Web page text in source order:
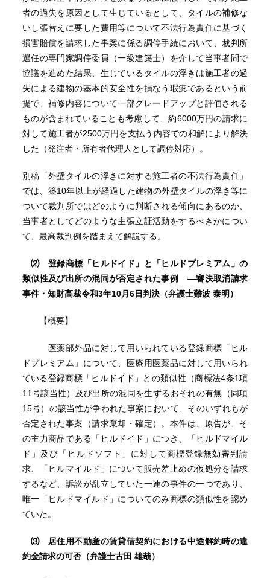
者の過失を原因として生じているとして、タイルの補修な
いし張替えに要した費用等について不法行為責任に基づく
損害賠償を請求した事案に係る調停手続において、裁判所
選任の専門家調停委員（一級建築士）を介して当事者間で
協議を進めた結果、生じているタイルの浮きは施工者の過
失による建物の基本的安全性を損なう瑕疵であるという前
提で、補修内容について一部グレードアップと評価される
ものが含まれていることも考慮して、約6000万円の請求に
対して施工者が2500万円を支払う内容での和解により解決
した（発注者・所有者代理人として調停対応）。
別稿「外壁タイルの浮きに対する施工者の不法行為責任」
では、築10年以上が経過した建物の外壁タイルの浮き等に
ついて裁判所ではどのように判断される傾向にあるのか、
当事者としてどのような主張立証活動をするべきかについ
て、最高裁判例を踏まえて解説する。
⑵ 登録商標「ヒルドイド」と「ヒルドプレミアム」の
類似性及び出所の混同が否定された事例 ―審決取消請求
事件・知財高裁令和3年10月6日判決（弁護士難波 泰明）
【概要】
医薬部外品に対して用いられている登録商標「ヒル
ドプレミアム」について、医療用医薬品に対して用いられ
ている登録商標「ヒルドイド」との類似性（商標法4条1項
11号該当性）及び出所の混同を生ずるおそれの有無（同項
15号）の該当性が争われた事案において、そのいずれもが
否定された事案（請求棄却・確定）。本件は、原告が、そ
の主力商品である「ヒルドイド」につき、「ヒルドマイル
ド」及び「ヒルドソフト」に対して商標登録無効審判請
求、「ヒルマイルド」について販売差止めの仮処分を請求
するなど、訴訟が乱立していた一連の事件の一つであり、
唯一「ヒルドマイルド」についてのみ商標の類似性を認め
ていた。
⑶
居住用不動産の賃貸借契約における中途解約時の違
約金請求の可否（弁護士古田 雄哉）